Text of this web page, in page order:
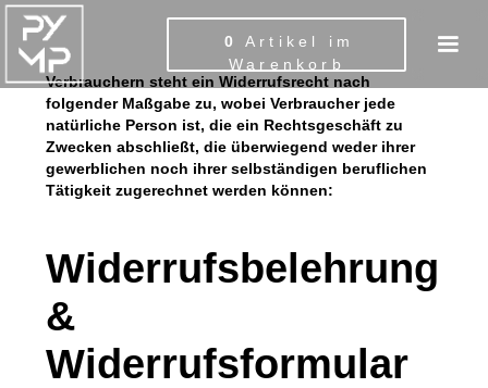
0
Artikel im
Warenkorb
Verbrauchern steht ein Widerrufsrecht nach
folgender Maßgabe zu, wobei Verbraucher jede
natürliche Person ist, die ein Rechtsgeschäft zu
Zwecken abschließt, die überwiegend weder ihrer
gewerblichen noch ihrer selbständigen beruflichen
Tätigkeit zugerechnet werden können:
Widerrufsbelehrung
&
Widerrufsformular